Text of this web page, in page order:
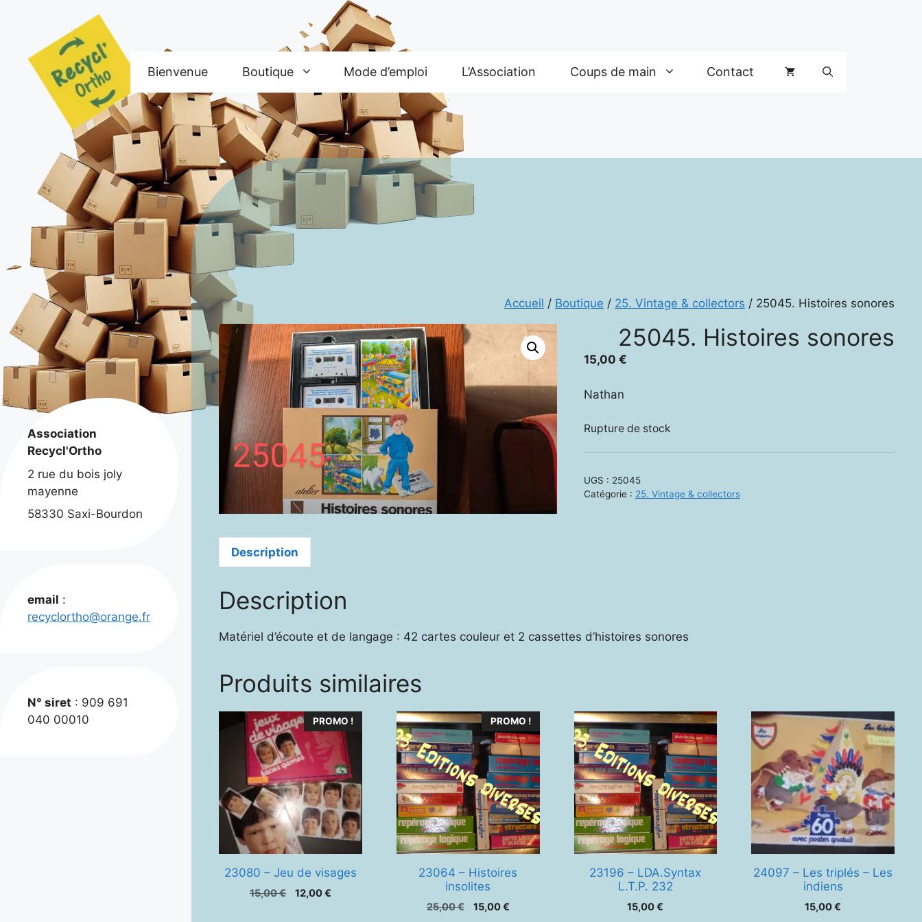
Bienvenue Boutique Mode d’emploi L’Association Coups de main Contact
Accueil / Boutique / 25. Vintage & collectors / 25045. Histoires sonores
25045. Histoires sonores
15,00 €
Nathan
Rupture de stock
UGS : 25045
Catégorie : 25. Vintage & collectors
Description
Description
Matériel d’écoute et de langage : 42 cartes couleur et 2 cassettes d’histoires sonores
Produits similaires
PROMO !
23080 – Jeu de visages
15,00€
Le
12,00€Le
PROMO !
23064 – Histoires
insolites
25,00€
Le
15,00€Le
23196 – LDA.Syntax
L.T.P. 232
15,00€
24097 – Les triplés – Les
indiens
15,00€
Association
Recycl'Ortho
2 rue du bois joly
mayenne
58330 Saxi-Bourdon
email :
recyclortho@orange.fr
N° siret : 909 691
040 00010